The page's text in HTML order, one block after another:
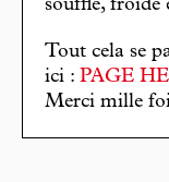
souffle, froide
Tout cela se
ici : PAGE
Merci mille